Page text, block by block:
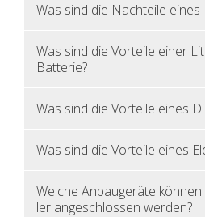
Was sind die Nach­tei­le eines
Was sind die Vor­tei­le einer
Bat­te­rie?
Was sind die Vor­tei­le eines
Was sind die Vor­tei­le eines
Wel­che An­bau­ge­rä­te
ler an­ge­schlos­sen wer­den?